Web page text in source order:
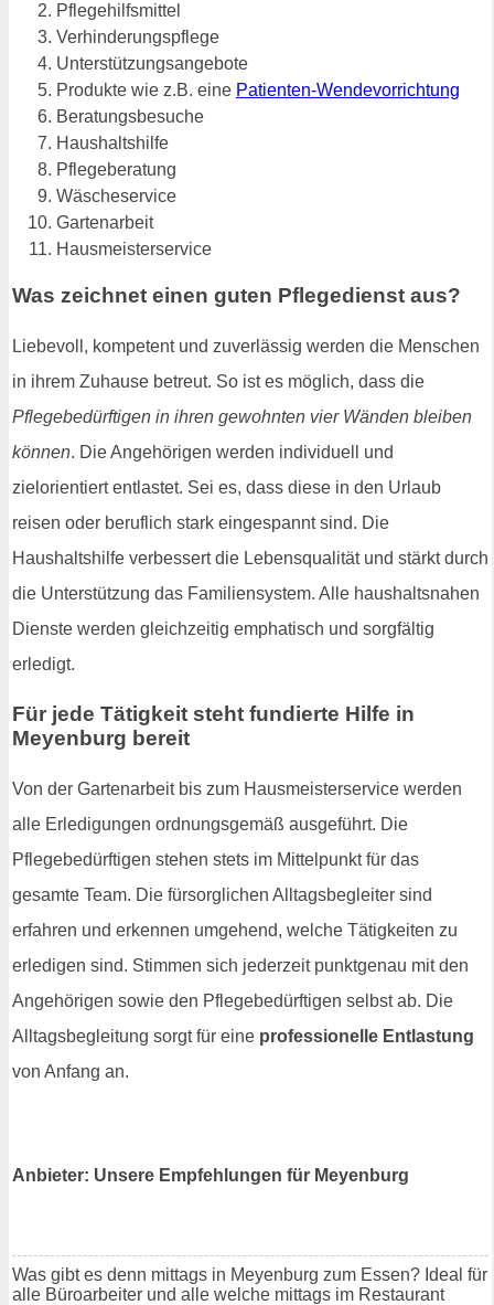
Pflegehilfsmittel
Verhinderungspflege
Unterstützungsangebote
Produkte wie z.B. eine Patienten-Wendevorrichtung
Beratungsbesuche
Haushaltshilfe
Pflegeberatung
Wäscheservice
Gartenarbeit
Hausmeisterservice
Was zeichnet einen guten Pflegedienst aus?
Liebevoll, kompetent und zuverlässig werden die Menschen
in ihrem Zuhause betreut. So ist es möglich, dass die
Pflegebedürftigen in ihren gewohnten vier Wänden bleiben
können. Die Angehörigen werden individuell und
zielorientiert entlastet. Sei es, dass diese in den Urlaub
reisen oder beruflich stark eingespannt sind. Die
Haushaltshilfe verbessert die Lebensqualität und stärkt durch
die Unterstützung das Familiensystem. Alle haushaltsnahen
Dienste werden gleichzeitig emphatisch und sorgfältig
erledigt.
Für jede Tätigkeit steht fundierte Hilfe in
Meyenburg bereit
Von der Gartenarbeit bis zum Hausmeisterservice werden
alle Erledigungen ordnungsgemäß ausgeführt. Die
Pflegebedürftigen stehen stets im Mittelpunkt für das
gesamte Team. Die fürsorglichen Alltagsbegleiter sind
erfahren und erkennen umgehend, welche Tätigkeiten zu
erledigen sind. Stimmen sich jederzeit punktgenau mit den
Angehörigen sowie den Pflegebedürftigen selbst ab. Die
Alltagsbegleitung sorgt für eine professionelle Entlastung
von Anfang an.
Anbieter: Unsere Empfehlungen für Meyenburg
Was gibt es denn mittags in Meyenburg zum Essen? Ideal für
alle Büroarbeiter und alle welche mittags im Restaurant